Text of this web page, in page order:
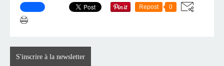
Repost 0
S'inscrire à la newsletter